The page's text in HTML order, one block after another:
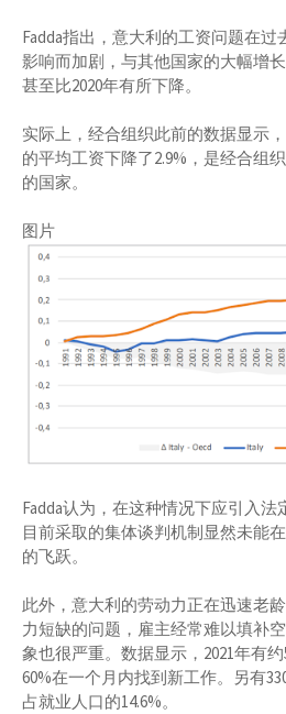
Fadda指出，意大利的工资问题在
影响而加剧，与其他国家的大幅增
甚至比2020年有所下降。
实际上，经合组织此前的数据显示
的平均工资下降了2.9%，是经合组
的国家。
图片
Fadda认为，在这种情况下应引入法
目前采取的集体谈判机制显然未能
的飞跃。
此外，意大利的劳动力正在迅速老
力短缺的问题，雇主经常难以填补
象也很严重。数据显示，2021年有
60%在一个月内找到新工作。另有
占就业人口的14.6%。